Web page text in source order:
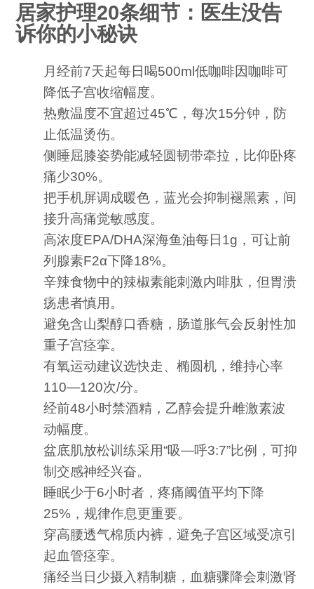
居家护理20条细节：医生没告
诉你的小秘诀
月经前7天起每日喝500ml低咖啡因咖啡可
降低子宫收缩幅度。
热敷温度不宜超过45℃，每次15分钟，防
止低温烫伤。
侧睡屈膝姿势能减轻圆韧带牵拉，比仰卧疼
痛少30%。
把手机屏调成暖色，蓝光会抑制褪黑素，间
接升高痛觉敏感度。
高浓度EPA/DHA深海鱼油每日1g，可让前
列腺素F2α下降18%。
辛辣食物中的辣椒素能刺激内啡肽，但胃溃
疡患者慎用。
避免含山梨醇口香糖，肠道胀气会反射性加
重子宫痉挛。
有氧运动建议选快走、椭圆机，维持心率
110—120次/分。
经前48小时禁酒精，乙醇会提升雌激素波
动幅度。
盆底肌放松训练采用“吸—呼3:7”比例，可抑
制交感神经兴奋。
睡眠少于6小时者，疼痛阈值平均下降
25%，规律作息更重要。
穿高腰透气棉质内裤，避免子宫区域受凉引
起血管痉挛。
痛经当日少摄入精制糖，血糖骤降会刺激肾